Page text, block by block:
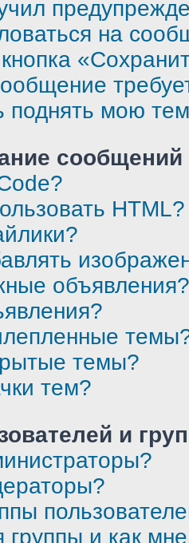
на
поднять мою
HTML?
объявления?
темы?
тем?
и
группы и как